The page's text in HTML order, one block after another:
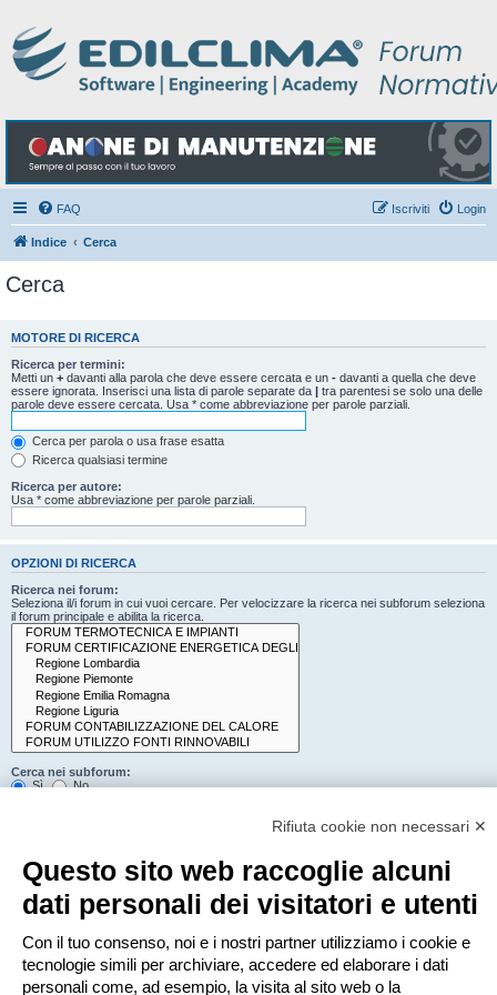
FAQ Login
Iscriviti
Indice Cerca
Cerca
MOTORE DI RICERCA
Ricerca per termini:
Metti un + davanti alla parola che deve essere cercata e un - davanti a quella che deve
essere ignorata. Inserisci una lista di parole separate da | tra parentesi se solo una delle
parole deve essere cercata. Usa * come abbreviazione per parole parziali.
Cerca per parola o usa frase esatta
Ricerca qualsiasi termine
Ricerca per autore:
Usa * come abbreviazione per parole parziali.
OPZIONI DI RICERCA
Ricerca nei forum:
Seleziona il/i forum in cui vuoi cercare. Per velocizzare la ricerca nei subforum seleziona
il forum principale e abilita la ricerca.
Cerca nei subforum:
Sì
No
Solo tra i titoli degli argomenti
Solo il primo messaggio dell’argomento
Mostra i risultati come:
Messaggi
Argomenti
Ordina risultati per:
Crescente
Decrescente
Rifiuta cookie non necessari ✕
Questo sito web raccoglie alcuni
dati personali dei visitatori e utenti
Con il tuo consenso, noi e i nostri partner utilizziamo i cookie e
tecnologie simili per archiviare, accedere ed elaborare i dati
personali come, ad esempio, la visita al sito web o la